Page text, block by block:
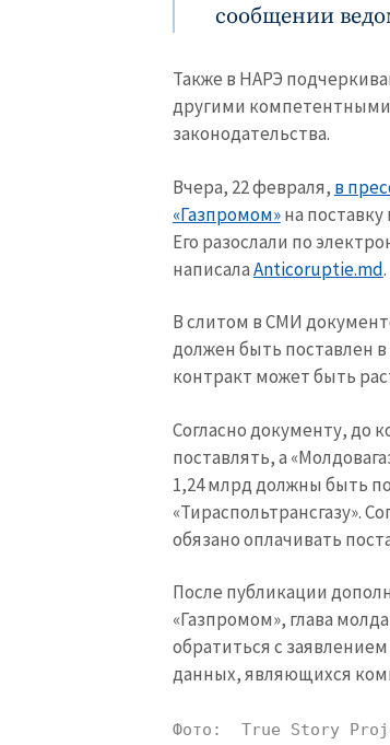
сообщении
Также в НАРЭ
другими
законодательства.
Вчера, 22 февраля, в
«Газпромом»на поставку
Его разослали по
написалаАnticoruptie.md.
В слитом в СМИ
должен быть поставлен
контракт может быть
Согласно документу, до
поставлять, а
1,24 млрд должны быть
«Тираспольтрансгазу».
обязано оплачивать
После публикации
«Газпромом», глава
обратиться с
данных, являющихся
Фото:  True Story